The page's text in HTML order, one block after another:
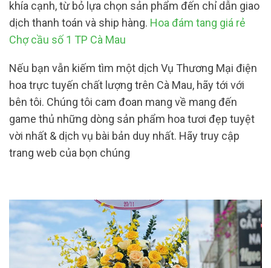
khía cạnh, từ bỏ lựa chọn sản phẩm đến chỉ dẫn giao
dịch thanh toán và ship hàng. Hoa đám tang giá rẻ
Chợ cầu số 1 TP Cà Mau
Nếu bạn vẫn kiếm tìm một dịch Vụ Thương Mại điện
hoa trực tuyến chất lượng trên Cà Mau, hãy tới với
bên tôi. Chúng tôi cam đoan mang về mang đến
game thủ những dòng sản phẩm hoa tươi đẹp tuyệt
vời nhất & dịch vụ bài bản duy nhất. Hãy truy cập
trang web của bọn chúng